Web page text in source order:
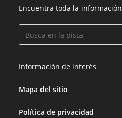
Encuentra toda la información
Información de interés
Mapa del sitio
Política de privacidad